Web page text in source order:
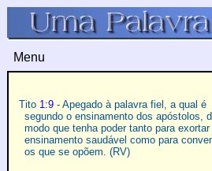
Menu
Tito 1:9 - Apegado à palavra fiel, a qual é
segundo o ensinamento dos apóstolos,
modo que tenha poder tanto para exortar
ensinamento saudável como para
os que se opõem. (RV)